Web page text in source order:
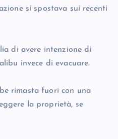
si spostava sui recenti
di avere intenzione di
invece di evacuare.
rimasta fuori con una
la proprietà, se